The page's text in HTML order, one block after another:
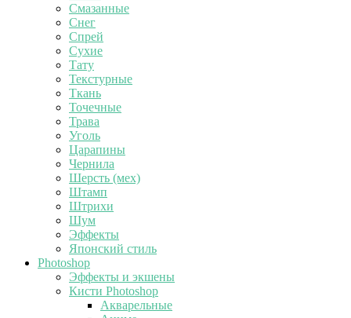
Смазанные
Снег
Спрей
Сухие
Тату
Текстурные
Ткань
Точечные
Трава
Уголь
Царапины
Чернила
Шерсть (мех)
Штамп
Штрихи
Шум
Эффекты
Японский стиль
Photoshop
Эффекты и экшены
Кисти Photoshop
Акварельные